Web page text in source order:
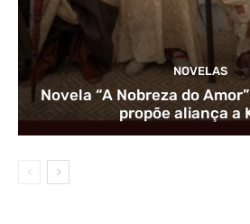
NOVELAS
Novela “A Nobreza do
propõe aliança a